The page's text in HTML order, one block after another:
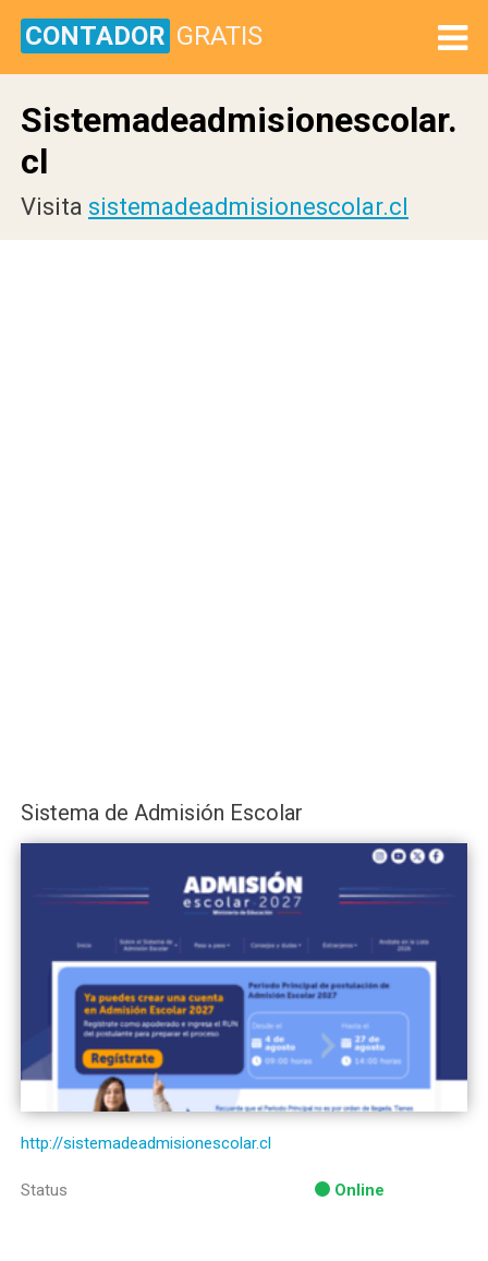
CONTADOR GRATIS
Sistemadeadmisionescolar.
cl
Visita sistemadeadmisionescolar.cl
Sistema de Admisión Escolar
http://sistemadeadmisionescolar.cl
Status Online